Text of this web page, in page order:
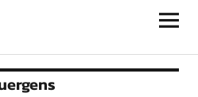
Hamburg